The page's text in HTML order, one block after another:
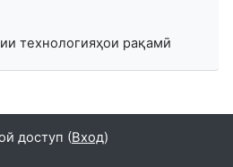
технологияҳои рақамӣ
доступ (Вход)